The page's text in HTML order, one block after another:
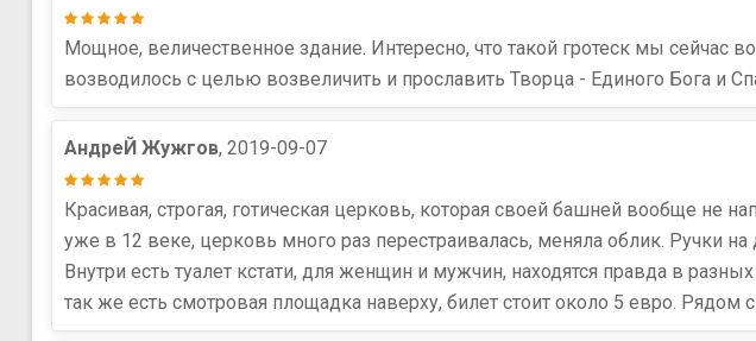
Мощное, величественное здание. Интересно, что такой гротеск мы сейчас
возводилось с целью возвеличить и прославить Творца - Единого Бога и
АндреЙ Жужгов, 2019-09-07
Красивая, строгая, готическая церковь, которая своей башней вообще не
уже в 12 веке, церковь много раз перестраивалась, меняла облик. Ручки
Внутри есть туалет кстати, для женщин и мужчин, находятся правда в
так же есть смотровая площадка наверху, билет стоит около 5 евро.